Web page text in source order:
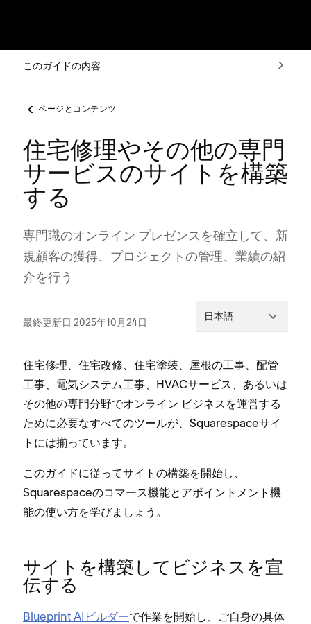
このガイドの内容
ページとコンテンツ
住宅修理やその他の専門
サービスのサイトを構築
する
専門職のオンライン プレゼンスを確立して⁠、新
規顧客の獲得⁠、プロジ⁠ェクトの管理⁠、業績の紹
介を行う
最終更新日 2025年10月24日 日本語
住宅修理⁠、住宅改修⁠、住宅塗装⁠、屋根の工事⁠、配管
工事⁠、電気システム工事⁠、HVACサ⁠ービス⁠、あるいは
その他の専門分野でオンライン ビジネスを運営する
ために必要なすべてのツ⁠ールが⁠、Squarespaceサイ
トには揃⁠っています⁠。
このガイドに従⁠ってサイトの構築を開始し⁠、
Squarespaceのコマ⁠ース機能とアポイントメント機
能の使い方を学びまし⁠ょう⁠。
サイトを構築してビジネスを宣
伝する
Blueprint AIビルダ⁠ーで作業を開始し⁠、ご自身の具体